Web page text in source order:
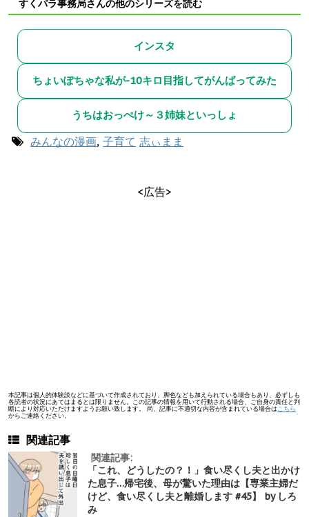
すくパラ事務局さんの他のシリーズを読む
インスタ
ちょいぽちゃな私が-10キロ目指してがんばってみた
うちはおっぺけ～３姉妹といっしょ
みんなの漫画, 子育て 志ぃまま
<広告>
本記事は個人的体験談などに基づいて作成されており、脚色なども加えられている場合もあり、必ずしも
各読者の状況にあてはまるとは限りません。この記事の情報を用いて行動される場合、ご自身の責任と判
断により対応いただけますようお願い致します。 尚、記事に不適切な内容が含まれている場合は こちら
からご連絡ください。
関連記事
関連記事:
「これ、どうしたの？！」食い尽くし夫と出かけ
た息子…帰宅後、母が驚いた理由は【専業主婦だ
けど、食い尽くし夫と離婚します #45】 by しろ
み